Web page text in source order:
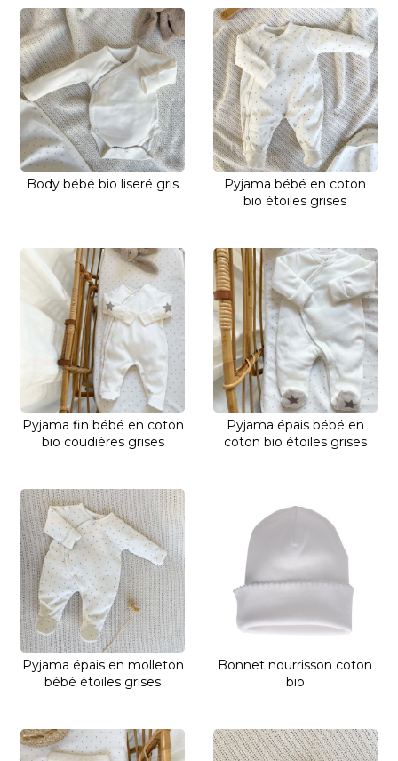
Body bébé bio liseré gris
Pyjama bébé en coton
bio étoiles grises
Pyjama fin bébé en coton
bio coudières grises
Pyjama épais bébé en
coton bio étoiles grises
Pyjama épais en molleton
bébé étoiles grises
Bonnet nourrisson coton
bio